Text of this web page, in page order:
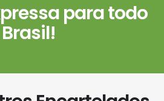
para todo
Brasil!